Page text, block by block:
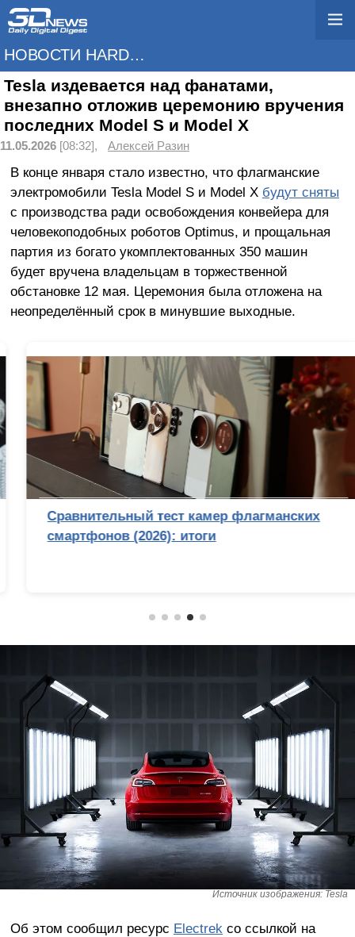
НОВОСТИ HARDWARE
Tesla издевается над фанатами,
внезапно отложив церемонию вручения
последних Model S и Model X
11.05.2026 [08:32], Алексей Разин
В конце января стало известно, что флагманские
электромобили Tesla Model S и Model X будут сняты
с производства ради освобождения конвейера для
человекоподобных роботов Optimus, и прощальная
партия из богато укомплектованных 350 машин
будет вручена владельцам в торжественной
обстановке 12 мая. Церемония была отложена на
неопределённый срок в минувшие выходные.
Сравнительный тест камер флагманских
смартфонов (2026): итоги
Источник изображения: Tesla
Об этом сообщил ресурс Electrek со ссылкой на